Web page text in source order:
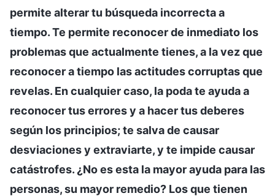
permite alterar tu búsqueda incorrecta a
tiempo. Te permite reconocer de inmediato los
problemas que actualmente tienes, a la vez que
reconocer a tiempo las actitudes corruptas que
revelas. En cualquier caso, la poda te ayuda a
reconocer tus errores y a hacer tus deberes
según los principios; te salva de causar
desviaciones y extraviarte, y te impide causar
catástrofes. ¿No es esta la mayor ayuda para las
personas, su mayor remedio? Los que tienen